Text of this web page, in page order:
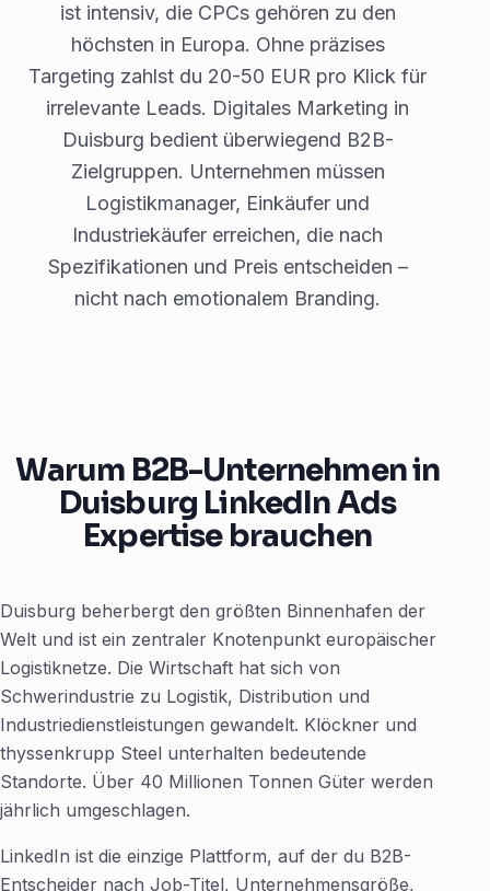
ist intensiv, die CPCs gehören zu den
höchsten in Europa. Ohne präzises
Targeting zahlst du 20-50 EUR pro Klick für
irrelevante Leads. Digitales Marketing in
Duisburg bedient überwiegend B2B-
Zielgruppen. Unternehmen müssen
Logistikmanager, Einkäufer und
Industriekäufer erreichen, die nach
Spezifikationen und Preis entscheiden –
nicht nach emotionalem Branding.
Warum B2B-Unternehmen in
Duisburg LinkedIn Ads
Expertise brauchen
Duisburg beherbergt den größten Binnenhafen der
Welt und ist ein zentraler Knotenpunkt europäischer
Logistiknetze. Die Wirtschaft hat sich von
Schwerindustrie zu Logistik, Distribution und
Industriedienstleistungen gewandelt. Klöckner und
thyssenkrupp Steel unterhalten bedeutende
Standorte. Über 40 Millionen Tonnen Güter werden
jährlich umgeschlagen.
LinkedIn ist die einzige Plattform, auf der du B2B-
Entscheider nach Job-Titel, Unternehmensgröße,